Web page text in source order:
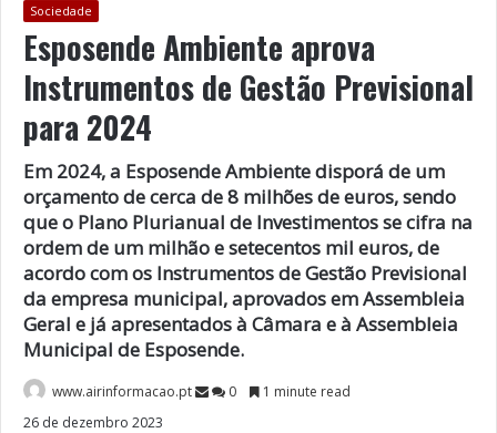
Sociedade
Esposende Ambiente aprova
Instrumentos de Gestão Previsional
para 2024
Em 2024, a Esposende Ambiente disporá de um
orçamento de cerca de 8 milhões de euros, sendo
que o Plano Plurianual de Investimentos se cifra na
ordem de um milhão e setecentos mil euros, de
acordo com os Instrumentos de Gestão Previsional
da empresa municipal, aprovados em Assembleia
Geral e já apresentados à Câmara e à Assembleia
Municipal de Esposende.
www.airinformacao.pt 0
1 minute read
26 de dezembro 2023